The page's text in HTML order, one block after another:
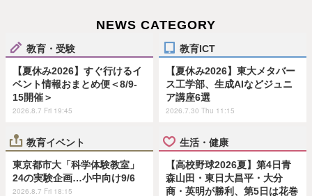
NEWS CATEGORY
教育・受験
【夏休み2026】すぐ行けるイ
ベント情報おまとめ便＜8/9-
15開催＞
2026.8.7 Fri 19:45
教育ICT
【夏休み2026】東大メタバー
ス工学部、生成AIなどジュニ
ア講座6選
2026.7.30 Thu 11:15
教育イベント
東京都市大「科学体験教室」
24の実験企画…小中向け9/6
2026.8.7 Fri 18:15
生活・健康
【高校野球2026夏】第4日青
森山田・東日大昌平・大分
商・英明が勝利、第5日は花巻